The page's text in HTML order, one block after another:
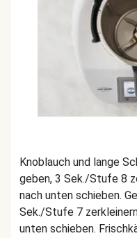
Knoblauch und lange
geben, 3 Sek./Stufe 8
nach unten schieben.
Sek./Stufe 7
unten schieben.